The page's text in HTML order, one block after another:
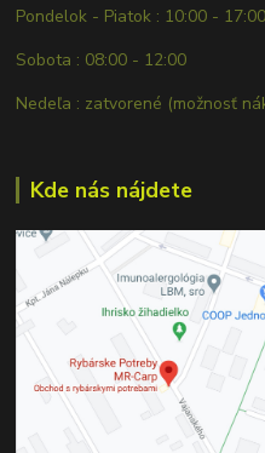
Pondelok - Piatok : 10:00 - 17:00
Sobota : 08:00 - 12:00
Nedeľa : zatvorené (možnosť
Kde nás nájdete